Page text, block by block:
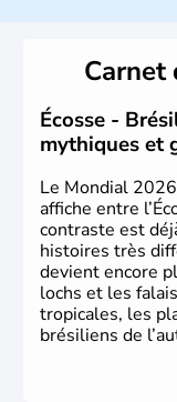
du Brésil ont été
1500. Durant le
venus d'Afrique
ressources en
Carnet
Écosse -
mythiques et
Le Mondial
affiche entre
contraste est
histoires très
devient encore
lochs et les
tropicales, les
brésiliens de